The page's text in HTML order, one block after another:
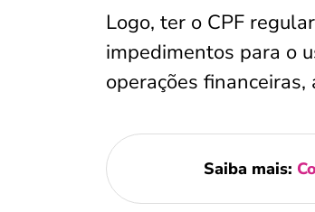
Logo, ter o CPF
impedimentos para o
operações
Saiba mais: